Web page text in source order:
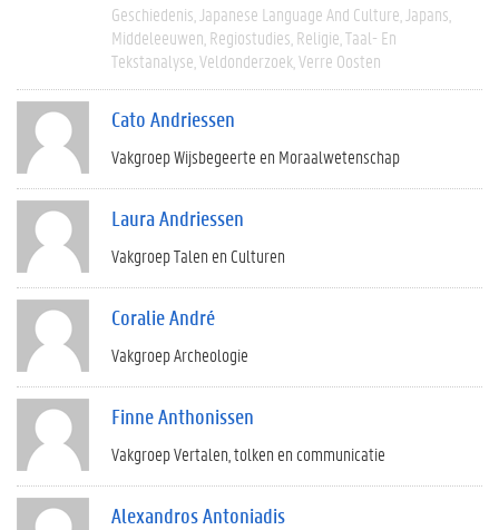
Geschiedenis Japanese Language And Culture Japans
Middeleeuwen Regiostudies Religie Taal- En
Tekstanalyse Veldonderzoek Verre Oosten
Cato Andriessen
Vakgroep Wijsbegeerte en Moraalwetenschap
Laura Andriessen
Vakgroep Talen en Culturen
Coralie André
Vakgroep Archeologie
Finne Anthonissen
Vakgroep Vertalen, tolken en communicatie
Alexandros Antoniadis